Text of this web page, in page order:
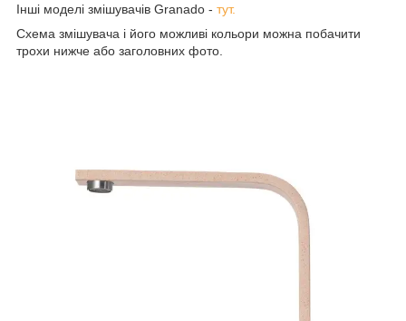
Інші моделі змішувачів Granado - тут.
Схема змішувача і його можливі кольори можна побачити
трохи нижче або заголовних фото.